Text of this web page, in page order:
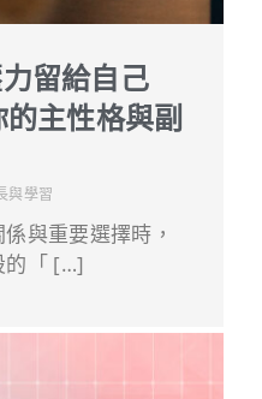
留給自己
主性格與副
與學習
與重要選擇時，
的「 […]